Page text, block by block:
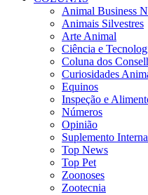
Animal Business
Animais Silvestres
Arte Animal
Ciência e
Coluna dos
Curiosidades
Equinos
Inspeção e
Números
Opinião
Suplemento
Top News
Top Pet
Zoonoses
Zootecnia